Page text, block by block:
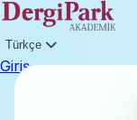
Türkçe
Giriş